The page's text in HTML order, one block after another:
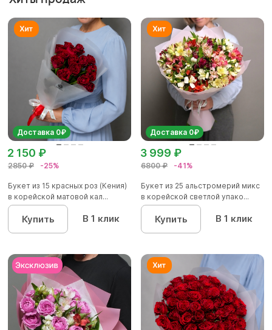
Доставка 0₽
2850 ₽ -25%
2 150 ₽
Букет из 15 красных роз (Кения)
в корейской матовой кал...
Купить В 1 клик
Доставка 0₽
6800 ₽ -41%
3 999 ₽
Букет из 25 альстромерий микс
в корейской светлой упако...
Купить В 1 клик